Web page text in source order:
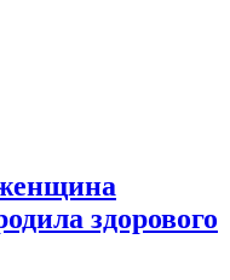
здорового